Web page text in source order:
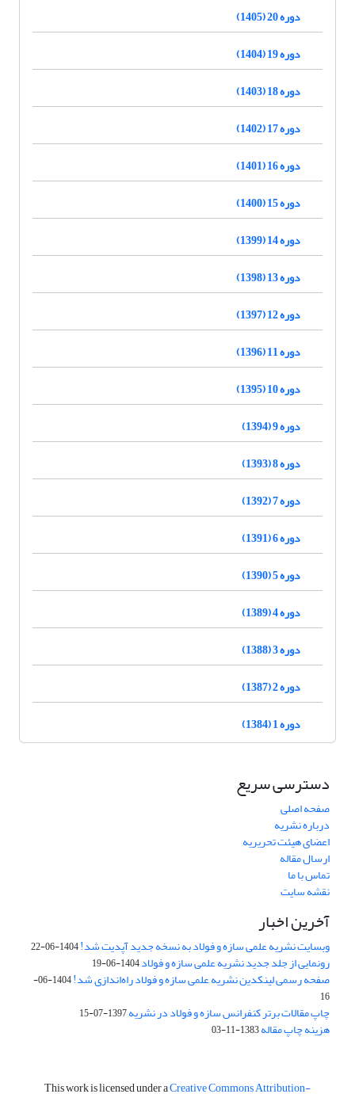
دوره 20 (1405)
دوره 19 (1404)
دوره 18 (1403)
دوره 17 (1402)
دوره 16 (1401)
دوره 15 (1400)
دوره 14 (1399)
دوره 13 (1398)
دوره 12 (1397)
دوره 11 (1396)
دوره 10 (1395)
دوره 9 (1394)
دوره 8 (1393)
دوره 7 (1392)
دوره 6 (1391)
دوره 5 (1390)
دوره 4 (1389)
دوره 3 (1388)
دوره 2 (1387)
دوره 1 (1384)
دسترسی سریع
صفحه اصلی
درباره نشریه
اعضای هیئت تحریریه
ارسال مقاله
تماس با ما
نقشه سایت
آخرین اخبار
وبسایت نشریه علمی سازه و فولاد به نسخه جدید آپدیت شد!1404-06-22
رونمایی از جلد جدید نشریه علمی سازه و فولاد1404-06-19
صفحه رسمی لینکدین نشریه علمی سازه و فولاد راه‌اندازی شد!
1404-06-
16
چاپ مقالات برتر کنفرانس سازه و فولاد در نشریه1397-07-15
هزینه چاپ مقاله1383-11-03
This work is licensed under aCreative Commons Attribution-